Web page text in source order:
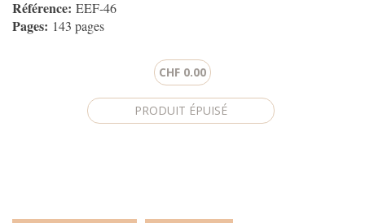
Référence: EEF-46
Pages: 143 pages
CHF 0.00